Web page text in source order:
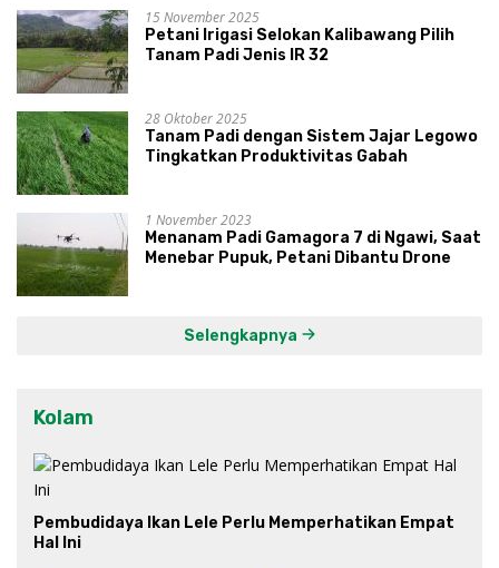
15 November 2025
Petani Irigasi Selokan Kalibawang Pilih
Tanam Padi Jenis IR 32
28 Oktober 2025
Tanam Padi dengan Sistem Jajar Legowo
Tingkatkan Produktivitas Gabah
1 November 2023
Menanam Padi Gamagora 7 di Ngawi, Saat
Menebar Pupuk, Petani Dibantu Drone
Selengkapnya
Kolam
Pembudidaya Ikan Lele Perlu Memperhatikan Empat
Hal Ini